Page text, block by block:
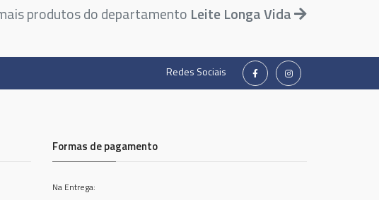
produtos do departamento Leite Longa Vida
Redes Sociais
Formas de pagamento
Na Entrega: